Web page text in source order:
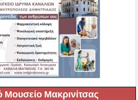
Μουσείο Μακρινίτσας